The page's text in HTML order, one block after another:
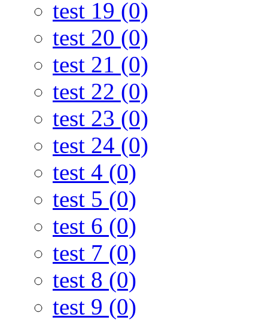
test 19 (0)
test 20 (0)
test 21 (0)
test 22 (0)
test 23 (0)
test 24 (0)
test 4 (0)
test 5 (0)
test 6 (0)
test 7 (0)
test 8 (0)
test 9 (0)